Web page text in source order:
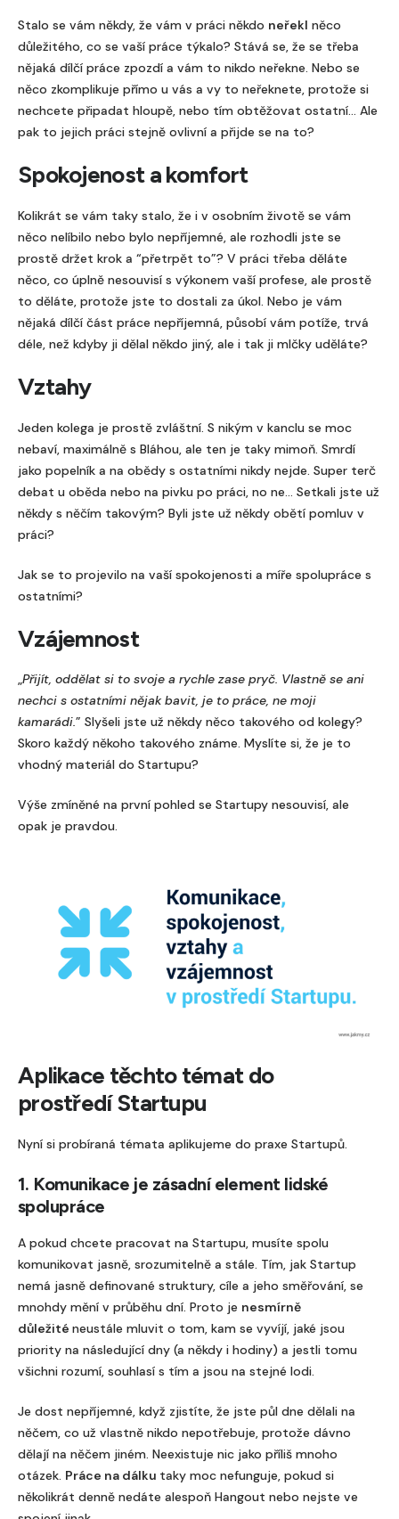
Stalo se vám někdy, že vám v práci někdo neřekl něco
důležitého, co se vaší práce týkalo? Stává se, že se třeba
nějaká dílčí práce zpozdí a vám to nikdo neřekne. Nebo se
něco zkomplikuje přímo u vás a vy to neřeknete, protože si
nechcete připadat hloupě, nebo tím obtěžovat ostatní… Ale
pak to jejich práci stejně ovlivní a přijde se na to?
Spokojenost a komfort
Kolikrát se vám taky stalo, že i v osobním životě se vám
něco nelíbilo nebo bylo nepříjemné, ale rozhodli jste se
prostě držet krok a “přetrpět to”? V práci třeba děláte
něco, co úplně nesouvisí s výkonem vaší profese, ale prostě
to děláte, protože jste to dostali za úkol. Nebo je vám
nějaká dílčí část práce nepříjemná, působí vám potíže, trvá
déle, než kdyby ji dělal někdo jiný, ale i tak ji mlčky uděláte?
Vztahy
Jeden kolega je prostě zvláštní. S nikým v kanclu se moc
nebaví, maximálně s Bláhou, ale ten je taky mimoň. Smrdí
jako popelník a na obědy s ostatními nikdy nejde. Super terč
debat u oběda nebo na pivku po práci, no ne… Setkali jste už
někdy s něčím takovým? Byli jste už někdy obětí pomluv v
práci?
Jak se to projevilo na vaší spokojenosti a míře spolupráce s
ostatními?
Vzájemnost
„Přijít, oddělat si to svoje a rychle zase pryč. Vlastně se ani
nechci s ostatními nějak bavit, je to práce, ne moji
kamarádi.” Slyšeli jste už někdy něco takového od kolegy?
Skoro každý někoho takového známe. Myslíte si, že je to
vhodný materiál do Startupu?
Výše zmíněné na první pohled se Startupy nesouvisí, ale
opak je pravdou.
Aplikace těchto témat do
prostředí Startupu
Nyní si probíraná témata aplikujeme do praxe Startupů.
1. Komunikace je zásadní element lidské
spolupráce
A pokud chcete pracovat na Startupu, musíte spolu
komunikovat jasně, srozumitelně a stále. Tím, jak Startup
nemá jasně definované struktury, cíle a jeho směřování, se
mnohdy mění v průběhu dní. Proto je nesmírně
důležité neustále mluvit o tom, kam se vyvíjí, jaké jsou
priority na následující dny (a někdy i hodiny) a jestli tomu
všichni rozumí, souhlasí s tím a jsou na stejné lodi.
Je dost nepříjemné, když zjistíte, že jste půl dne dělali na
něčem, co už vlastně nikdo nepotřebuje, protože dávno
dělají na něčem jiném. Neexistuje nic jako příliš mnoho
otázek. Práce na dálku taky moc nefunguje, pokud si
několikrát denně nedáte alespoň Hangout nebo nejste ve